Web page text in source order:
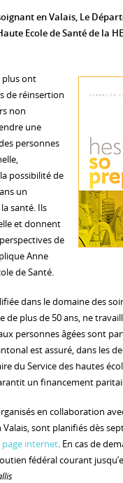
en Valais, Le
Ecole de Santé de la
plus ont
de réinsertion
non
une
personnes
possibilité de
un
santé. Ils
et donnent
de
Anne
de Santé.
dans le domaine des
de plus de 50 ans, ne
personnes âgées sont
est assuré, dans les
du Service des hautes
un financement
en collaboration
sont planifiés dès
internet. En cas de
fédéral courant